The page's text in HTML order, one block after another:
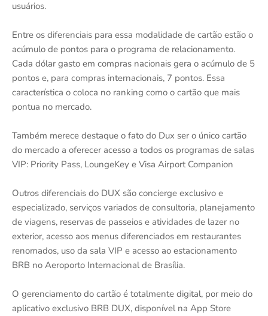
usuários.
Entre os diferenciais para essa modalidade de cartão estão o
acúmulo de pontos para o programa de relacionamento.
Cada dólar gasto em compras nacionais gera o acúmulo de 5
pontos e, para compras internacionais, 7 pontos. Essa
característica o coloca no ranking como o cartão que mais
pontua no mercado.
Também merece destaque o fato do Dux ser o único cartão
do mercado a oferecer acesso a todos os programas de salas
VIP: Priority Pass, LoungeKey e Visa Airport Companion
Outros diferenciais do DUX são concierge exclusivo e
especializado, serviços variados de consultoria, planejamento
de viagens, reservas de passeios e atividades de lazer no
exterior, acesso aos menus diferenciados em restaurantes
renomados, uso da sala VIP e acesso ao estacionamento
BRB no Aeroporto Internacional de Brasília.
O gerenciamento do cartão é totalmente digital, por meio do
aplicativo exclusivo BRB DUX, disponível na App Store